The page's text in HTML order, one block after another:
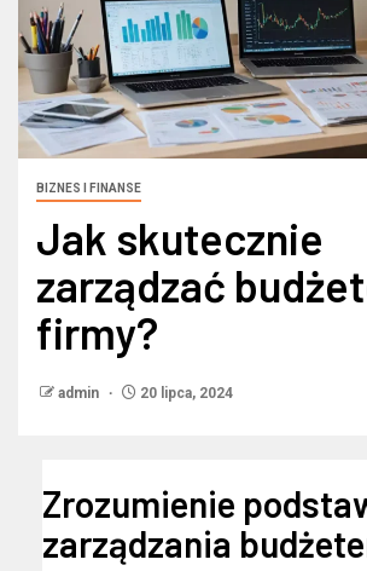
BIZNES I FINANSE
Jak skutecznie
zarządzać
firmy?
admin 20 lipca, 2024
Zrozumienie
zarządzania